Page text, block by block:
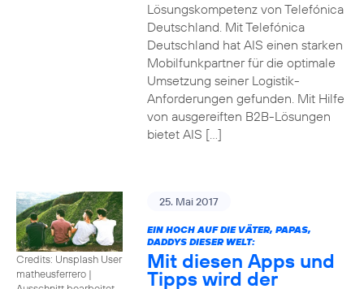
Lösungskompetenz von Telefónica
Deutschland. Mit Telefónica
Deutschland hat AIS einen starken
Mobilfunkpartner für die optimale
Umsetzung seiner Logistik-
Anforderungen gefunden. Mit Hilfe
von ausgereiften B2B-Lösungen
bietet AIS […]
Credits: Unsplash User
matheusferrero |
25. Mai 2017
EIN HOCH AUF DIE VÄTER, PAPAS,
DADDYS DIESER WELT:
Mit diesen Apps und
Tipps wird der